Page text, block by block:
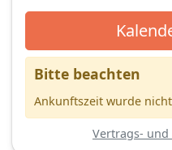
Bitte beachten
Ankunftszeit wurde
Vertrags-